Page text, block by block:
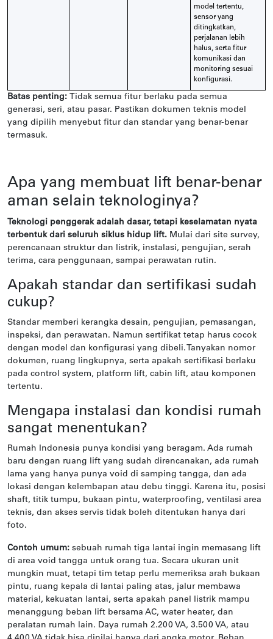
model tertentu,
sensor yang
ditingkatkan,
perjalanan lebih
halus, serta fitur
komunikasi dan
monitoring sesuai
konfigurasi.
Batas penting: Tidak semua fitur berlaku pada semua
generasi, seri, atau pasar. Pastikan dokumen teknis model
yang dipilih menyebut fitur dan standar yang benar-benar
termasuk.
Apa yang membuat lift benar-benar
aman selain teknologinya?
Teknologi penggerak adalah dasar, tetapi keselamatan nyata
terbentuk dari seluruh siklus hidup lift. Mulai dari site survey,
perencanaan struktur dan listrik, instalasi, pengujian, serah
terima, cara penggunaan, sampai perawatan rutin.
Apakah standar dan sertifikasi sudah
cukup?
Standar memberi kerangka desain, pengujian, pemasangan,
inspeksi, dan perawatan. Namun sertifikat tetap harus cocok
dengan model dan konfigurasi yang dibeli. Tanyakan nomor
dokumen, ruang lingkupnya, serta apakah sertifikasi berlaku
pada control system, platform lift, cabin lift, atau komponen
tertentu.
Mengapa instalasi dan kondisi rumah
sangat menentukan?
Rumah Indonesia punya kondisi yang beragam. Ada rumah
baru dengan ruang lift yang sudah direncanakan, ada rumah
lama yang hanya punya void di samping tangga, dan ada
lokasi dengan kelembapan atau debu tinggi. Karena itu, posisi
shaft, titik tumpu, bukaan pintu, waterproofing, ventilasi area
teknis, dan akses servis tidak boleh ditentukan hanya dari
foto.
Contoh umum: sebuah rumah tiga lantai ingin memasang lift
di area void tangga untuk orang tua. Secara ukuran unit
mungkin muat, tetapi tim tetap perlu memeriksa arah bukaan
pintu, ruang kepala di lantai paling atas, jalur membawa
material, kekuatan lantai, serta apakah panel listrik mampu
menanggung beban lift bersama AC, water heater, dan
peralatan rumah lain. Daya rumah 2.200 VA, 3.500 VA, atau